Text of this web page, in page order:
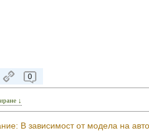
0
↓
В зависимост от модела на